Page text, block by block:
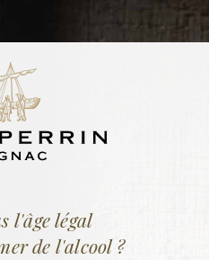
2003
| 385 litres
l'âge légal
de l'alcool ?